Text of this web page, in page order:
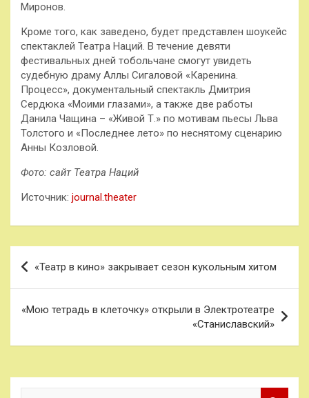
Миронов.
Кроме того, как заведено, будет представлен шоукейс
спектаклей Театра Наций. В течение девяти
фестивальных дней тобольчане смогут увидеть
судебную драму Аллы Сигаловой «Каренина.
Процесс», документальный спектакль Дмитрия
Сердюка «Моими глазами», а также две работы
Данила Чащина – «Живой Т.» по мотивам пьесы Льва
Толстого и «Последнее лето» по неснятому сценарию
Анны Козловой.
Фото: сайт Театра Наций
Источник: journal.theater
Навигация
по
записям
«Театр в кино» закрывает сезон кукольным хитом
«Мою тетрадь в клеточку» открыли в Электротеатре
«Станиславский»